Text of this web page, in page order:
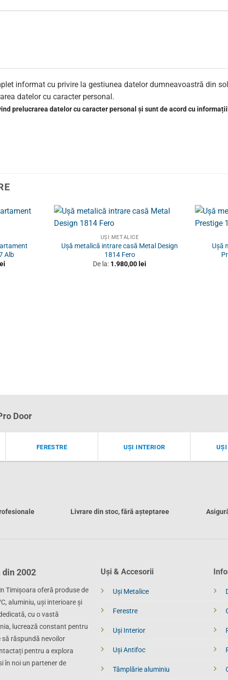
informat cu privire la gestiunea datelor dumneavoastră din
datelor cu caracter personal.
prelucrarea datelor cu caracter personal și sunt de acord cu
Alb
UȘI METALICE
Ușă metalică intrare casă Metal Design
1814 Fero
De la: 1.980,00lei
Ușă
Door
FERESTRE UȘI INTERIOR
Livrare din stoc, fără așteptaree
din 2002
Timișoara oferă produse de
aluminiu, uși interioare și
cu o vastă
lucrează constant pentru
să răspundă nevoilor
pentru a explora
în noi un partener de
Uși & Accesorii
Uși Metalice
Ferestre
Uși Interior
Uși Antifoc
Tâmplărie aluminiu